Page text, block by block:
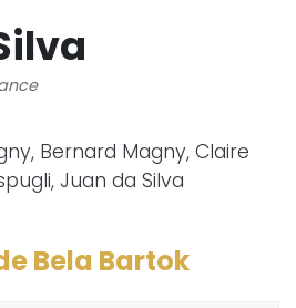
Bernard Magny, Claire
Juan da Silva
Bela Bartok